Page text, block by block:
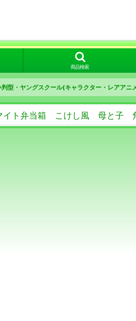
商品検索
型・ヤングスクール(キャラクター・レアアニ
イト弁当箱 こけし風 母と子